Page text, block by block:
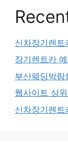
신차장기렌트
장기렌트카
부산웨딩박람
웹사이트 상
신차장기렌트